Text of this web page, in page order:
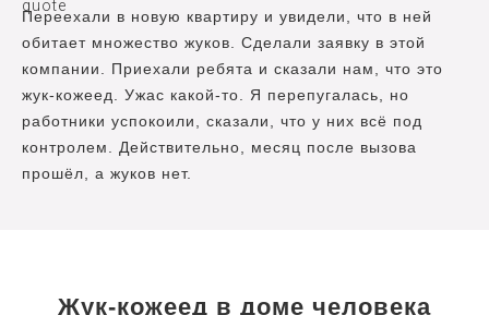
Переехали в новую квартиру и увидели, что в ней
обитает множество жуков. Сделали заявку в этой
компании. Приехали ребята и сказали нам, что это
жук-кожеед. Ужас какой-то. Я перепугалась, но
работники успокоили, сказали, что у них всё под
контролем. Действительно, месяц после вызова
прошёл, а жуков нет.
Жук-кожеед в доме человека